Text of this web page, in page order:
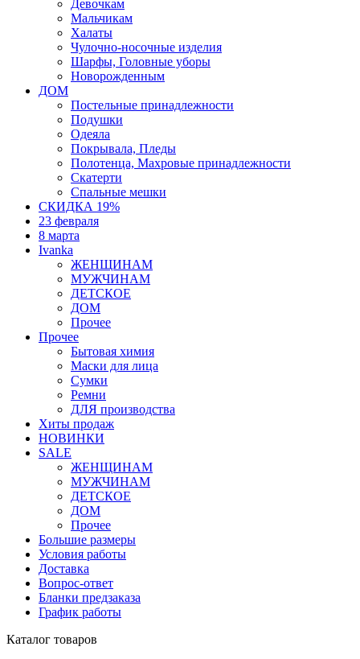
Девочкам
Мальчикам
Халаты
Чулочно-носочные изделия
Шарфы, Головные уборы
Новорожденным
ДОМ
Постельные принадлежности
Подушки
Одеяла
Покрывала, Пледы
Полотенца, Махровые принадлежности
Скатерти
Спальные мешки
СКИДКА 19%
23 февраля
8 марта
Ivanka
ЖЕНЩИНАМ
МУЖЧИНАМ
ДЕТСКОЕ
ДОМ
Прочее
Прочее
Бытовая химия
Маски для лица
Сумки
Ремни
ДЛЯ производства
Хиты продаж
НОВИНКИ
SALE
ЖЕНЩИНАМ
МУЖЧИНАМ
ДЕТСКОЕ
ДОМ
Прочее
Большие размеры
Условия работы
Доставка
Вопрос-ответ
Бланки предзаказа
График работы
Каталог товаров